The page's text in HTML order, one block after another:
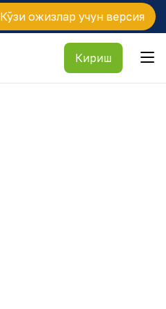
Кўзи ожизлар учун версия
Кириш